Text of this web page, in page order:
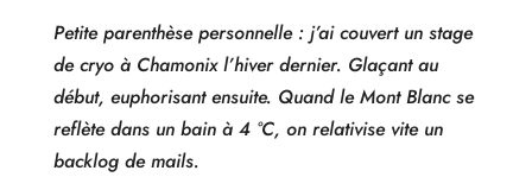
Petite parenthèse personnelle : j’ai couvert un stage
de cryo à Chamonix l’hiver dernier. Glaçant au
début, euphorisant ensuite. Quand le Mont Blanc se
reflète dans un bain à 4 °C, on relativise vite un
backlog de mails.